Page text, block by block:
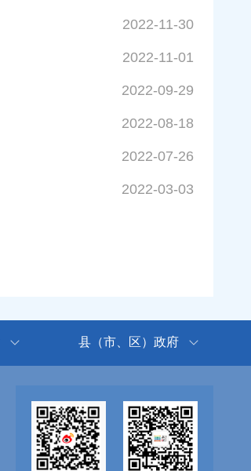
2022-11-30
2022-11-01
2022-09-29
2022-08-18
2022-07-26
2022-03-03
县（市、区）政府